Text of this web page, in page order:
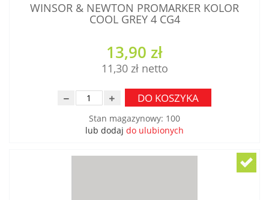
WINSOR & NEWTON PROMARKER KOLOR
COOL GREY 4 CG4
13,90 zł
11,30 zł
DO KOSZYKA
Stan magazynowy: 100
lub dodaj do ulubionych